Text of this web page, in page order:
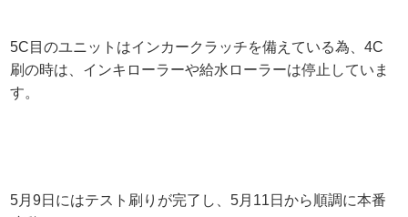
5C目のユニットはインカークラッチを備えている為、4C
刷の時は、インキローラーや給水ローラーは停止していま
す。
5月9日にはテスト刷りが完了し、5月11日から順調に本番